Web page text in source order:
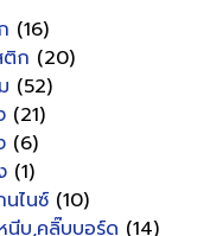
(16)
ติก (20)
(52)
(21)
(6)
(1)
ไนซ์ (10)
นีบ,คลิ๊บบอร์ด (14)